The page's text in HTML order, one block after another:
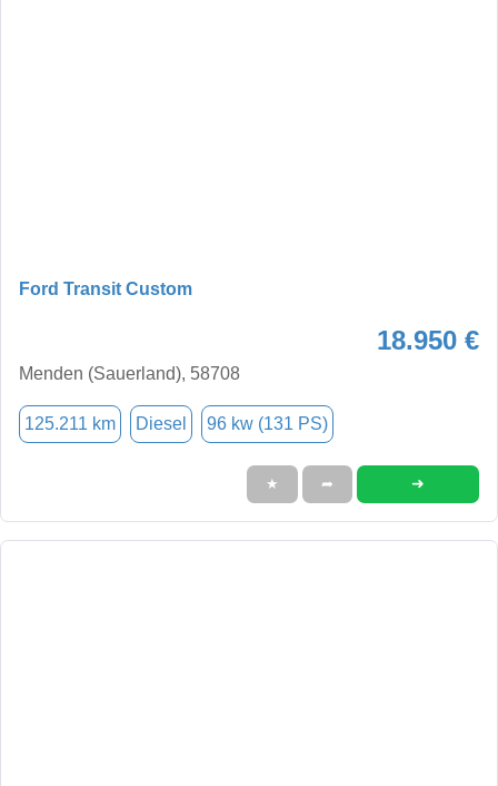
Ford Transit Custom
18.950 €
Menden (Sauerland), 58708
125.211 km Diesel 96 kw (131 PS)
★ ➦ ➜